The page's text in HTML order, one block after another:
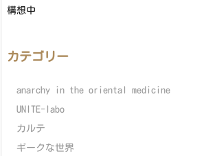
構想中
カテゴリー
anarchy in the oriental medicine
UNITE-labo
カルテ
ギークな世界